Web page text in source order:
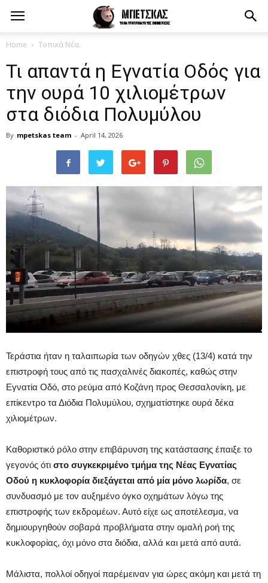
Home Τοπικά Νέα
Τι απαντά η Εγνατία Οδός για
την ουρά 10 χιλιομέτρων
στα διόδια Πολυμύλου
By mpetskas team - April 14, 2026
Τεράστια ήταν η ταλαιπωρία των οδηγών χθες (13/4) κατά την
επιστροφή τους από τις πασχαλινές διακοπές, καθώς στην
Εγνατία Οδό, στο ρεύμα από Κοζάνη προς Θεσσαλονίκη, με
επίκεντρο τα Διόδια Πολυμύλου, σχηματίστηκε ουρά δέκα
χιλιομέτρων.
Καθοριστικό ρόλο στην επιβάρυνση της κατάστασης έπαιξε το
γεγονός ότι στο συγκεκριμένο τμήμα της Νέας Εγνατίας
Οδού η κυκλοφορία διεξάγεται από μία μόνο λωρίδα, σε
συνδυασμό με τον αυξημένο όγκο οχημάτων λόγω της
επιστροφής των εκδρομέων. Αυτό είχε ως αποτέλεσμα, να
δημιουργηθούν σοβαρά προβλήματα στην ομαλή ροή της
κυκλοφορίας, όχι μόνο στα διόδια, αλλά και μετά από αυτά.
Μάλιστα, πολλοί οδηγοί παρέμειναν για ώρες ακόμη και μετά τη